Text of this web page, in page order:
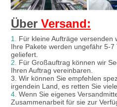
Über Versand:
1. Für kleine Aufträge versenden
Ihre Pakete werden ungefähr 5-
geliefert.
2. Für Großauftrag können wir
Ihren Auftrag vereinbaren.
3. Wir können Sie empfehlen
irgendein Land, es retten Sie
4. Wenn Sie eigenes
Zusammenarbeit für sie zur